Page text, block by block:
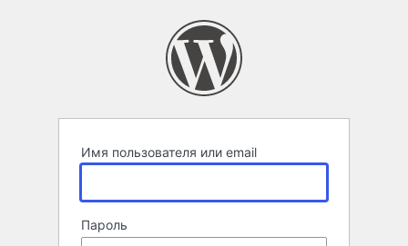
Имя пользователя или email
Пароль